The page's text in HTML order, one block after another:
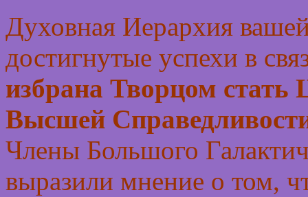
Духовная Иерархия
достигнутые успехи в
избрана Творцом
Высшей
Члены Большого
выразили мнение о том,